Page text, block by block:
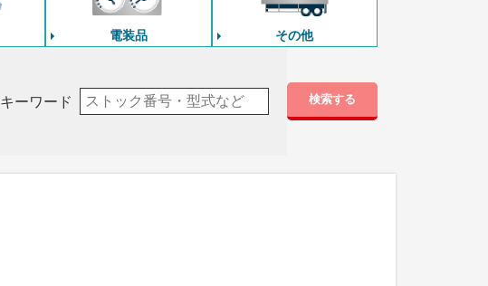
電装品 その他
キーワード 検索する